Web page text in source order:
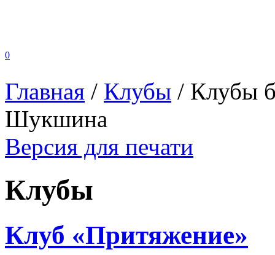
0
Главная / Клубы / Клубы
Шукшина
Версия для печати
Клубы
Клуб «Притяжение»